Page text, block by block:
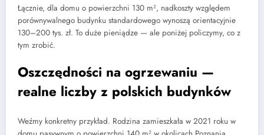
Łącznie, dla domu o powierzchni 130 m², nadkoszty względem
porównywalnego budynku standardowego wynoszą orientacyjnie
130–200 tys. zł. To duże pieniądze — ale poniżej policzymy, co z
tym zrobić.
Oszczędności na ogrzewaniu —
realne liczby z polskich budynków
Weźmy konkretny przykład. Rodzina zamieszkała w 2021 roku w